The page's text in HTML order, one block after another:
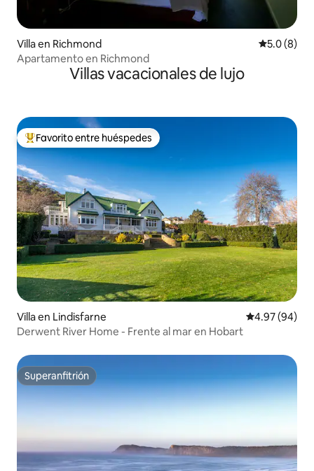
Villa en Richmond
5.0 (8)
Apartamento en Richmond
Villas vacacionales de lujo
Favorito entre huéspedes preferido
Favorito entre huéspedes
Villa en Lindisfarne Calificación
4.97 (94)
Derwent River Home - Frente al mar en Hobart
Superanfitrión
Superanfitrión